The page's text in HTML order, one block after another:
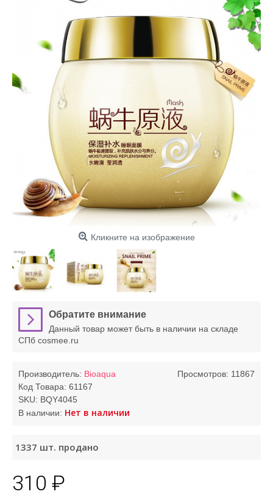
Кликните на изображение
Обратите внимание
Данный товар может быть в наличии на складе
СПб cosmee.ru
Просмотров: 11867
Производитель: Bioaqua
Код Товара: 61167
SKU: BQY4045
В наличии: Нет в наличии
1337 шт. продано
310 ₽